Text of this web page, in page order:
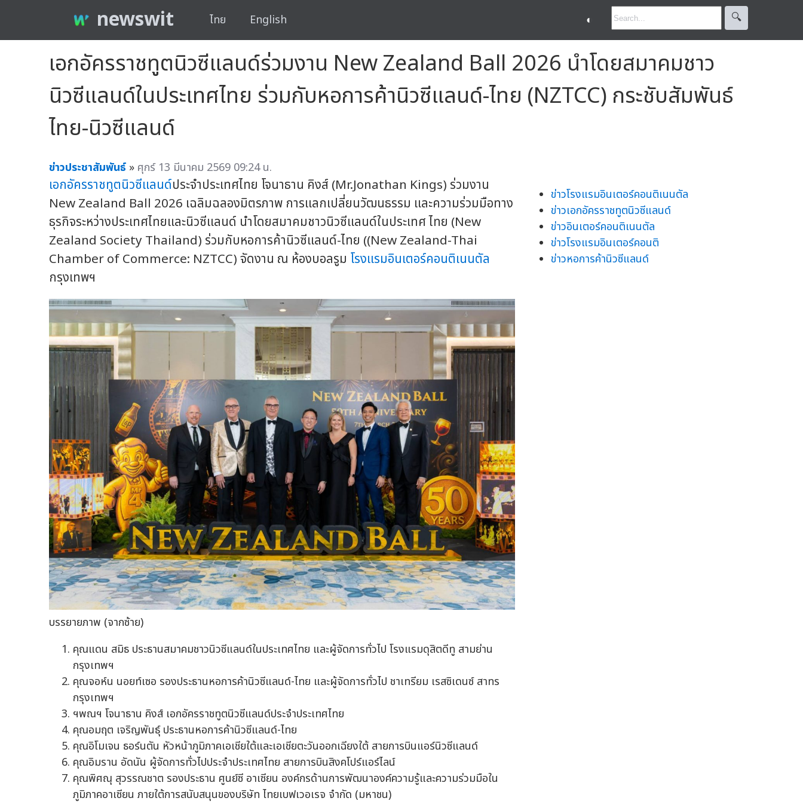
newswit ไทย English ◐ 🔍︎
เอกอัครราชทูตนิวซีแลนด์ร่วมงาน New Zealand Ball 2026 นำโดยสมาคมชาว
นิวซีแลนด์ในประเทศไทย ร่วมกับหอการค้านิวซีแลนด์-ไทย (NZTCC) กระชับสัมพันธ์
ไทย-นิวซีแลนด์
ข่าวประชาสัมพันธ์ » ศุกร์ 13 มีนาคม 2569 09:24 น.
เอกอัครราชทูตนิวซีแลนด์ประจำประเทศไทย โจนาธาน คิงส์ (Mr.Jonathan Kings) ร่วมงาน
New Zealand Ball 2026 เฉลิมฉลองมิตรภาพ การแลกเปลี่ยนวัฒนธรรม และความร่วมมือทาง
ธุรกิจระหว่างประเทศไทยและนิวซีแลนด์ นำโดยสมาคมชาวนิวซีแลนด์ในประเทศ ไทย (New
Zealand Society Thailand) ร่วมกับหอการค้านิวซีแลนด์-ไทย ((New Zealand-Thai
Chamber of Commerce: NZTCC) จัดงาน ณ ห้องบอลรูม โรงแรมอินเตอร์คอนติเนนตัล
กรุงเทพฯ
บรรยายภาพ (จากซ้าย)
คุณแดน สมิธ ประธานสมาคมชาวนิวซีแลนด์ในประเทศไทย และผู้จัดการทั่วไป โรงแรมดุสิตดีทู สามย่าน
กรุงเทพฯ
คุณจอห์น นอยท์เซอ รองประธานหอการค้านิวซีแลนด์-ไทย และผู้จัดการทั่วไป ชาเทรียม เรสซิเดนซ์ สาทร
กรุงเทพฯ
ฯพณฯ โจนาธาน คิงส์ เอกอัครราชทูตนิวซีแลนด์ประจำประเทศไทย
คุณอมฤต เจริญพันธุ์ ประธานหอการค้านิวซีแลนด์-ไทย
คุณอิโมเจน ธอร์นตัน หัวหน้าภูมิภาคเอเชียใต้และเอเชียตะวันออกเฉียงใต้ สายการบินแอร์นิวซีแลนด์
คุณอิมราน อัดนัน ผู้จัดการทั่วไปประจำประเทศไทย สายการบินสิงคโปร์แอร์ไลน์
คุณพิศณุ สุวรรณชาต รองประธาน ศูนย์ซี อาเซียน องค์กรด้านการพัฒนาองค์ความรู้และความร่วมมือใน
ภูมิภาคอาเซียน ภายใต้การสนับสนุนของบริษัท ไทยเบฟเวอเรจ จำกัด (มหาชน)
ข่าวโรงแรมอินเตอร์คอนติเนนตัล
ข่าวเอกอัครราชทูตนิวซีแลนด์
ข่าวอินเตอร์คอนติเนนตัล
ข่าวโรงแรมอินเตอร์คอนติ
ข่าวหอการค้านิวซีแลนด์